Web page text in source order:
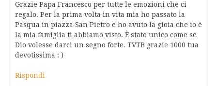
Grazie Papa Francesco per tutte le emozioni che ci
regalo. Per la prima volta in vita mia ho passato la
Pasqua in piazza San Pietro e ho avuto la gioia che io è
la mia famiglia ti abbiamo visto. È stato unico come se
Dio volesse darci un segno forte. TVTB grazie 1000 tua
devotissima : )
Rispondi